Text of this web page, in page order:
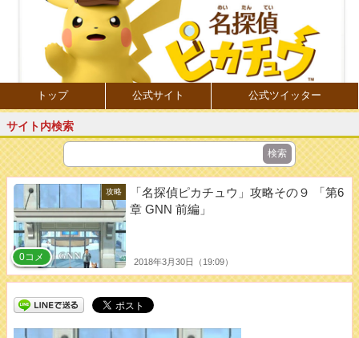
トップ 公式サイト 公式ツイッター
サイト内検索
攻略
2018年3月30日（19:09）
「名探偵ピカチュウ」攻略その９ 「第6
章 GNN 前編」
0コメ